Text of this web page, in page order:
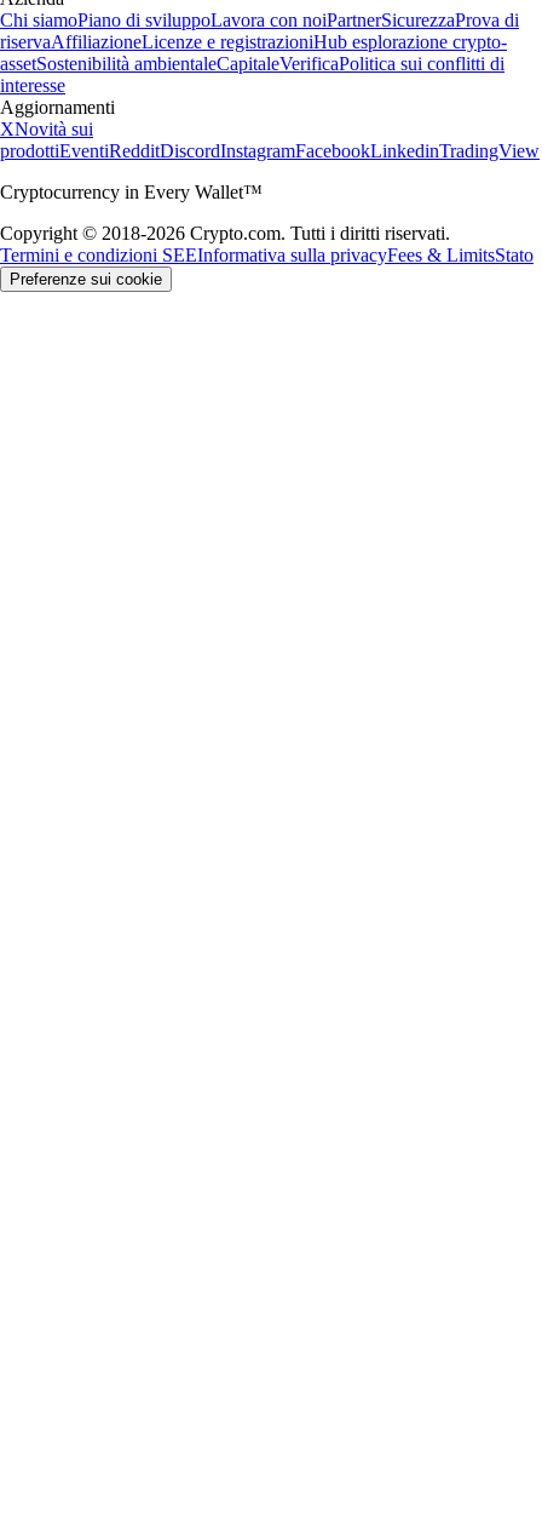
Chi siamoPiano di sviluppoLavora con noiPartnerSicurezzaProva di
riservaAffiliazioneLicenze e registrazioniHub esplorazione crypto-
assetSostenibilità ambientaleCapitaleVerificaPolitica sui conflitti di
interesse
Aggiornamenti
XNovità sui
prodottiEventiRedditDiscordInstagramFacebookLinkedinTradingView
Cryptocurrency in Every Wallet™
Copyright © 2018-2026 Crypto.com. Tutti i diritti riservati.
Termini e condizioni SEEInformativa sulla privacyFees & LimitsStato
Preferenze sui cookie